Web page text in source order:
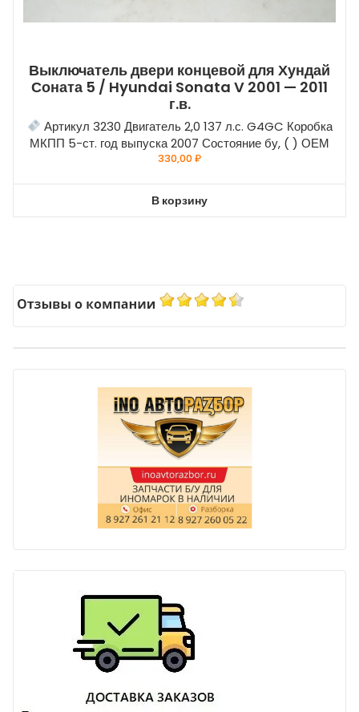
Выключатель двери концевой для Хундай
Соната 5 / Hyundai Sonata V 2001 — 2011
г.в.
Артикул 3230 Двигатель 2,0 137 л.с. G4GC Коробка
МКПП 5-ст. год выпуска 2007 Состояние бу, ( ) ОЕМ
330,00₽
В корзину